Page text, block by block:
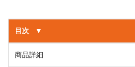
目次 ▼
商品詳細